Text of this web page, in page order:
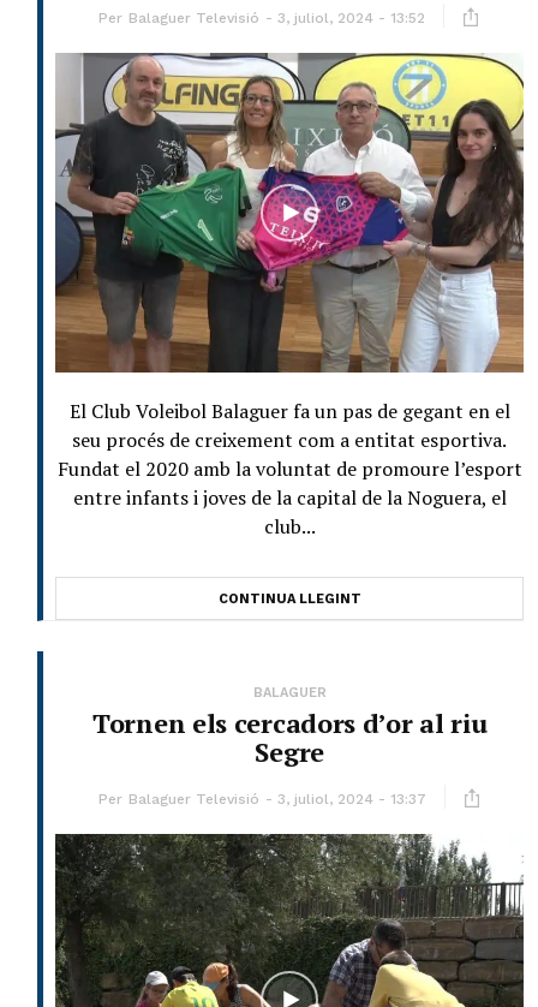
Per Balaguer Televisió 3, juliol, 2024 - 13:52
El Club Voleibol Balaguer fa un pas de gegant en el
seu procés de creixement com a entitat esportiva.
Fundat el 2020 amb la voluntat de promoure l’esport
entre infants i joves de la capital de la Noguera, el
club...
CONTINUA LLEGINT
BALAGUER
Tornen els cercadors d’or al riu
Segre
Per Balaguer Televisió 3, juliol, 2024 - 13:37